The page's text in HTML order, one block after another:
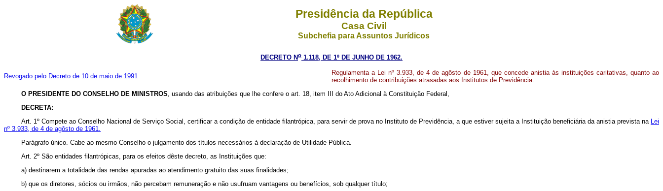
Presidência da República
Casa Civil
Subchefia para Assuntos Jurídicos
DECRETO No 1.118, DE 1º DE JUNHO DE 1962.
Revogado pelo Decreto de 10 de maio de 1991
Regulamenta a Lei nº 3.933, de 4 de agôsto de 1961, que concede anistia às instituições caritativas, quanto ao
recolhimento de contribuições atrasadas aos Institutos de Previdência.
O PRESIDENTE DO CONSELHO DE MINISTROS, usando das atribuições que lhe confere o art. 18, item III do Ato Adicional à Constituição Federal,
DECRETA:
Art. 1º Compete ao Conselho Nacional de Serviço Social, certificar a condição de entidade filantrópica, para servir de prova no Instituto de Previdência, a que estiver sujeita a Instituição beneficiária da anistia prevista na Lei
nº 3.933, de 4 de agôsto de 1961.
Parágrafo único. Cabe ao mesmo Conselho o julgamento dos títulos necessários à declaração de Utilidade Pública.
Art. 2º São entidades filantrópicas, para os efeitos dêste decreto, as Instituições que:
a) destinarem a totalidade das rendas apuradas ao atendimento gratuito das suas finalidades;
b) que os diretores, sócios ou irmãos, não percebam remuneração e não usufruam vantagens ou benefícios, sob qualquer título;